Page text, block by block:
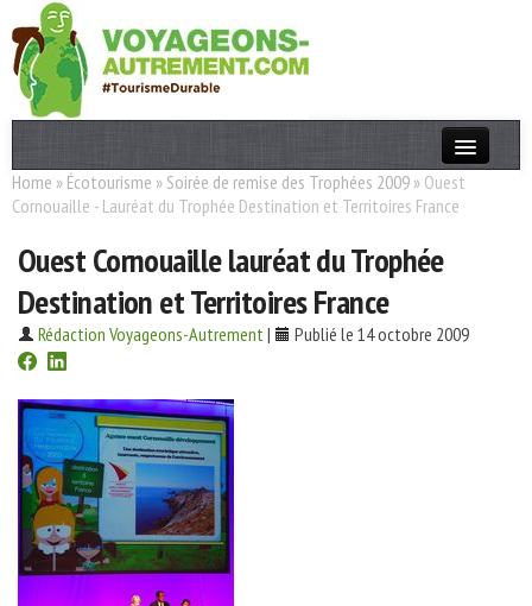
Actualités
Destinations
Acteurs
Thèmes
Home » Écotourisme » Soirée de remise des Trophées 2009 » Ouest
Cornouaille - Lauréat du Trophée Destination et Territoires France
Ouest Cornouaille lauréat du Trophée
Destination et Territoires France
Rédaction Voyageons-Autrement| Publié le 14 octobre 2009